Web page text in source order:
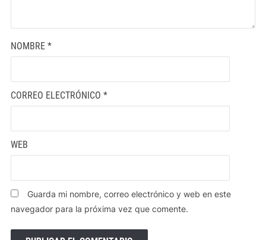
NOMBRE *
CORREO ELECTRÓNICO *
WEB
Guarda mi nombre, correo electrónico y web en este
navegador para la próxima vez que comente.